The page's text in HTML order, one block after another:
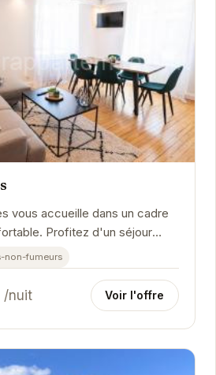
vous accueille dans un cadre
Profitez d'un séjour
montagnes vosgiennes.
non-fumeurs
/nuit Voir l'offre